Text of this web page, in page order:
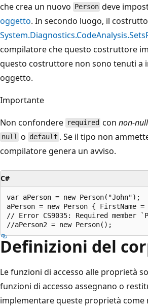
che crea un nuovo Person deve
oggetto. In secondo luogo, il
compilatore che questo costruttore
questo costruttore non sono tenuti a
oggetto.
Importante
Non confondere required connon-
null o default . Se il tipo non
compilatore genera un avviso.
C#
var aPerson = new Person("John");
aPerson = new Person { FirstName
// Error CS9035: Required member
Definizioni del
Le funzioni di accesso alle proprietà
funzioni di accesso assegnano o
implementare queste proprietà come